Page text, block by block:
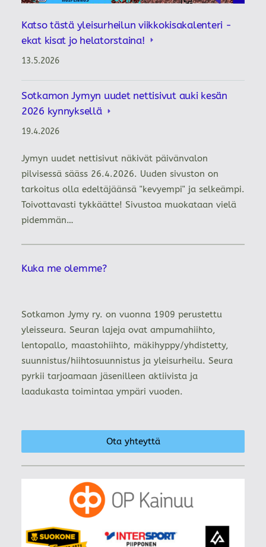
Katso tästä yleisurheilun viikkokisakalenteri -
ekat kisat jo helatorstaina!
13.5.2026
Sotkamon Jymyn uudet nettisivut auki kesän
2026 kynnyksellä
19.4.2026
Jymyn uudet nettisivut näkivät päivänvalon
pilvisessä sääss 26.4.2026. Uuden sivuston on
tarkoitus olla edeltäjäänsä "kevyempi" ja selkeämpi.
Toivottavasti tykkäätte! Sivustoa muokataan vielä
pidemmän…
Kuka me olemme?
Sotkamon Jymy ry. on vuonna 1909 perustettu
yleisseura. Seuran lajeja ovat ampumahiihto,
lentopallo, maastohiihto, mäkihyppy/yhdistetty,
suunnistus/hiihtosuunnistus ja yleisurheilu. Seura
pyrkii tarjoamaan jäsenilleen aktiivista ja
laadukasta toimintaa ympäri vuoden.
Ota yhteyttä